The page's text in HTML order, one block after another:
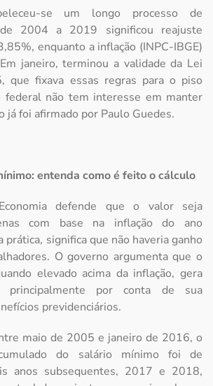
se um longo processo de
2004 a 2019 significou reajuste
enquanto a inflação (INPC-IBGE)
janeiro, terminou a validade da Lei
que fixava essas regras para o piso
federal não tem interesse em manter
já foi afirmado por Paulo Guedes.
entenda como é feito o cálculo
defende que o valor seja
com base na inflação do ano
prática, significa que não haveria ganho
O governo argumenta que o
elevado acima da inflação, gera
principalmente por conta de sua
previdenciários.
maio de 2005 e janeiro de 2016, o
do salário mínimo foi de
anos subsequentes, 2017 e 2018,